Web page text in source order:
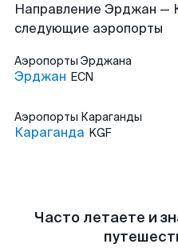
Направление Эрджан —
следующие аэропорты
Аэропорты Эрджана
Эрджан ECN
Аэропорты Караганды
Караганда KGF
Часто летаете и